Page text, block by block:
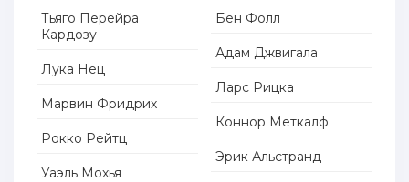
Тьяго Перейра
Кардозу
Лука Нец
Марвин Фридрих
Рокко Рейтц
Уаэль Мохья
Бен Фолл
Адам Джвигала
Ларс Рицка
Коннор Меткалф
Эрик Альстранд